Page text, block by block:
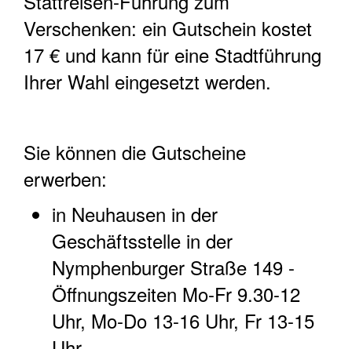
Verschenken: ein Gutschein kostet
17 € und kann für eine Stadtführung
Ihrer Wahl eingesetzt werden.
Sie können die Gutscheine
erwerben:
in Neuhausen in der
Geschäftsstelle in der
Nymphenburger Straße 149 -
Öffnungszeiten Mo-Fr 9.30-12
Uhr, Mo-Do 13-16 Uhr, Fr 13-15